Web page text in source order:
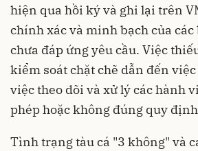
hiện qua hồi ký và ghi lại trên
chính xác và minh bạch của các
chưa đáp ứng yêu cầu. Việc
kiểm soát chặt chẽ dẫn đến
việc theo dõi và xử lý các hành
phép hoặc không đúng quy
Tình trạng tàu cá "3 không" và